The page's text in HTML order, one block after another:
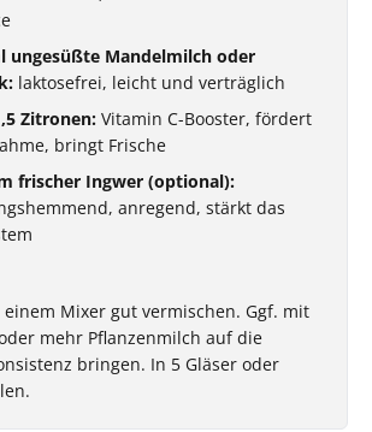
ungesüßte Mandelmilch oder
laktosefrei, leicht und verträglich
Zitronen: Vitamin C-Booster, fördert
bringt Frische
frischer Ingwer (optional):
anregend, stärkt das
Mixer gut vermischen. Ggf. mit
mehr Pflanzenmilch auf die
bringen. In 5 Gläser oder